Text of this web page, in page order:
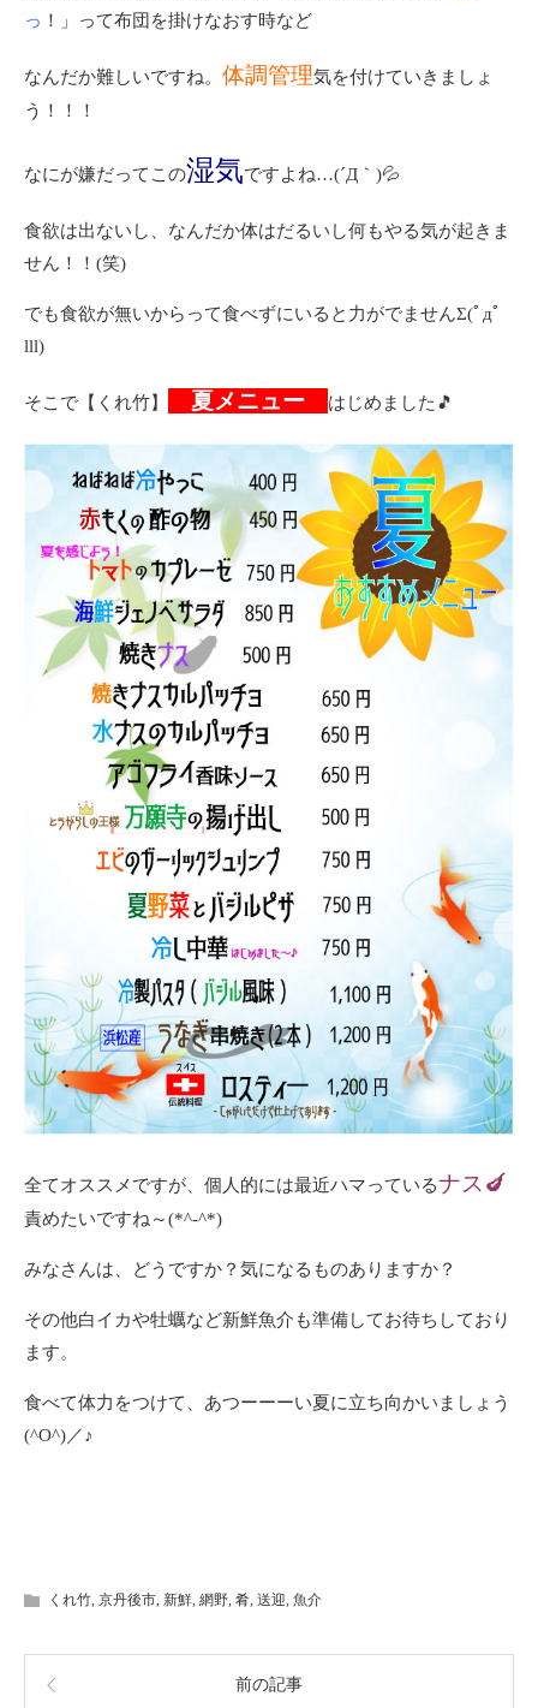
っ ！」って布団を掛けなおす時など
なんだか難しいですね。 体調管理気を付けていきましょ
う！！！
なにが嫌だってこの湿気ですよね…(´Д｀)💦
食欲は出ないし、なんだか体はだるいし何もやる気が起きま
せん！！(笑)
でも食欲が無いからって食べずにいると力がでませんΣ(ﾟдﾟ
lll)
そこで【くれ竹】 夏メニュー はじめました🎵
全てオススメですが、個人的には最近ハマっているナス🍆
責めたいですね～(*^-^*)
みなさんは、どうですか？気になるものありますか？
その他白イカや牡蠣など新鮮魚介も準備してお待ちしており
ます。
食べて体力をつけて、あつーーーい夏に立ち向かいましょう
(^O^)／♪
くれ竹, 京丹後市, 新鮮, 網野, 肴, 送迎, 魚介
前の記事